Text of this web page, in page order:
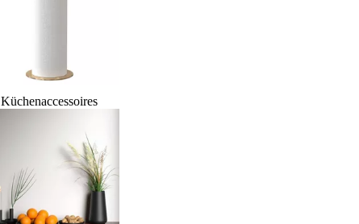
Küchenaccessoires